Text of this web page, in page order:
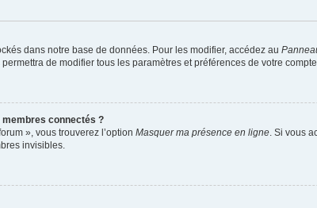
dans notre base de données. Pour les modifier, accédez au
de modifier tous les paramètres et préférences de votre compte.
membres connectés ?
», vous trouverez l’option Masquer ma présence en ligne . Si vous
invisibles.